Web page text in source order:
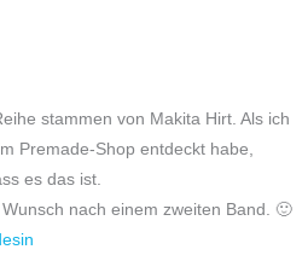
stammen von Makita Hirt. Als ich
Premade-Shop entdeckt habe,
es das ist.
nach einem zweiten Band. 🙂